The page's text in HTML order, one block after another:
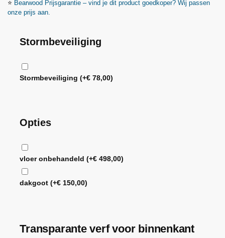
⭐ Bearwood Prijsgarantie – vind je dit product goedkoper? Wij passen
onze prijs aan.
Stormbeveiliging
Stormbeveiliging(+€ 78,00)
Opties
vloer onbehandeld(+€ 498,00)
dakgoot(+€ 150,00)
Transparante verf voor binnenkant